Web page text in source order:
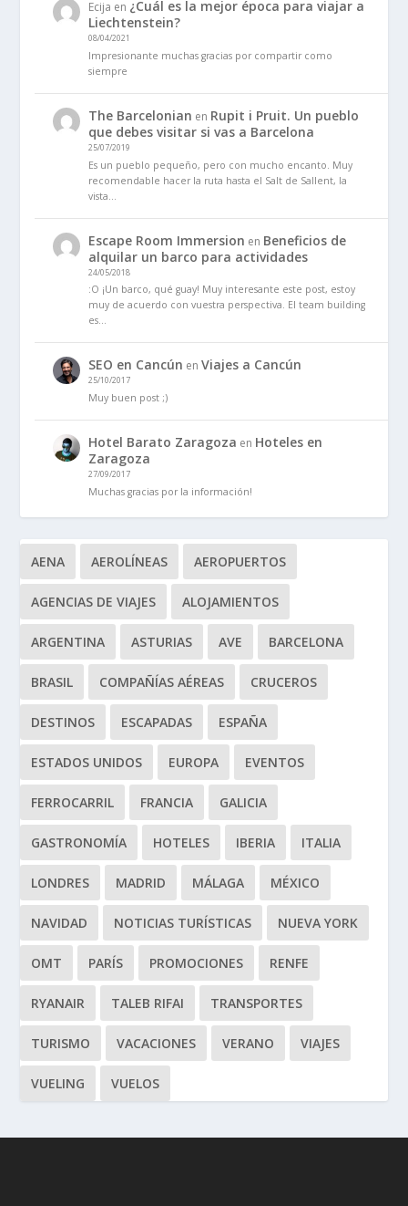
Ecija en ¿Cuál es la mejor época para viajar a
Liechtenstein?
08/04/2021
Impresionante muchas gracias por compartir como
siempre
The Barcelonian en Rupit i Pruit. Un pueblo
que debes visitar si vas a Barcelona
25/07/2019
Es un pueblo pequeño, pero con mucho encanto. Muy
recomendable hacer la ruta hasta el Salt de Sallent, la
vista…
Escape Room Immersion en Beneficios de
alquilar un barco para actividades
24/05/2018
:O ¡Un barco, qué guay! Muy interesante este post, estoy
muy de acuerdo con vuestra perspectiva. El team building
es…
SEO en Cancún enViajes a Cancún
25/10/2017
Muy buen post ;)
Hotel Barato Zaragoza en Hoteles en
Zaragoza
27/09/2017
Muchas gracias por la información!
AENA AEROLÍNEAS AEROPUERTOS
AGENCIAS DE VIAJES ALOJAMIENTOS
ARGENTINA ASTURIAS AVE BARCELONA
BRASIL COMPAÑÍAS AÉREAS CRUCEROS
DESTINOS ESCAPADAS ESPAÑA
ESTADOS UNIDOS EUROPA EVENTOS
FERROCARRIL FRANCIA GALICIA
GASTRONOMÍA HOTELES IBERIA ITALIA
LONDRES MADRID MÁLAGA MÉXICO
NAVIDAD NOTICIAS TURÍSTICAS NUEVA YORK
OMT PARÍS PROMOCIONES RENFE
RYANAIR TALEB RIFAI TRANSPORTES
TURISMO VACACIONES VERANO VIAJES
VUELING VUELOS